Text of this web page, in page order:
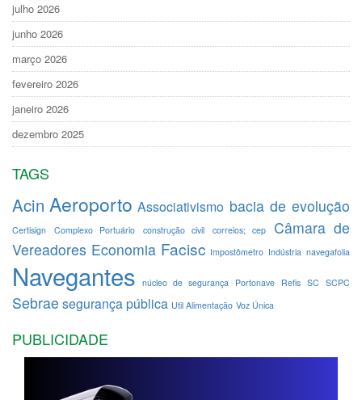
julho 2026
junho 2026
março 2026
fevereiro 2026
janeiro 2026
dezembro 2025
TAGS
Acin Aeroporto Associativismo bacia de evolução
Certisign Complexo Portuário construção civil correios; cep
Câmara de
Vereadores Economia Facisc Impostômetro Indústria navegafolia
Navegantes núcleo de segurança Portonave Refis SC SCPC
Sebrae segurança pública Util Alimentação Voz Única
PUBLICIDADE